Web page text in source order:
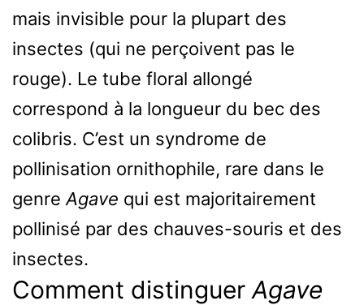
mais invisible pour la plupart des
insectes (qui ne perçoivent pas le
rouge). Le tube floral allongé
correspond à la longueur du bec des
colibris. C’est un syndrome de
pollinisation ornithophile, rare dans le
genre Agave qui est majoritairement
pollinisé par des chauves-souris et des
insectes.
Comment distinguer Agave